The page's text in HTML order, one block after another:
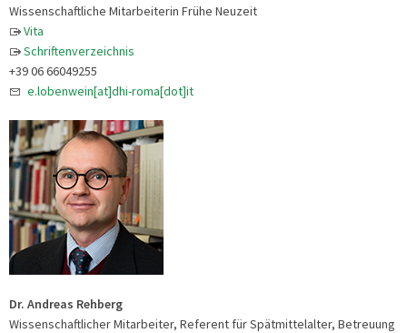
Wissenschaftliche Mitarbeiterin Frühe Neuzeit
Vita
Schriftenverzeichnis
+39 06 66049255
e.lobenwein[at]dhi-roma[dot]it
Dr. Andreas Rehberg
Wissenschaftlicher Mitarbeiter, Referent für Spätmittelalter, Betreuung